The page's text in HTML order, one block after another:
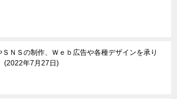
ＳＮＳの制作、Ｗｅｂ広告や各種デザインを承り
2022年7月27日